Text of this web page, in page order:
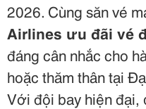
2026. Cùng săn vé
Airlines ưu đãi vé
đáng cân nhắc cho
hoặc thăm thân tại
Với đội bay hiện đại,